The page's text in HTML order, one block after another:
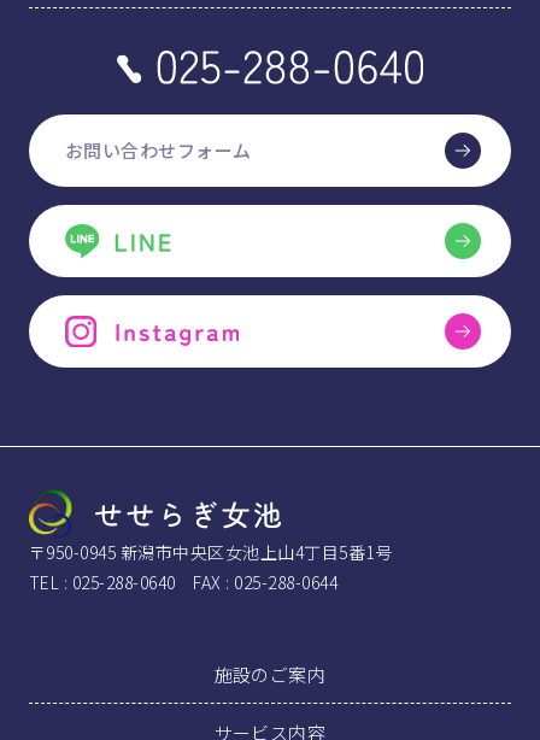
お問い合わせフォーム
〒950-0945 新潟市中央区女池上山4丁目5番1号
TEL : 025-288-0640 FAX : 025-288-0644
施設のご案内
サービス内容